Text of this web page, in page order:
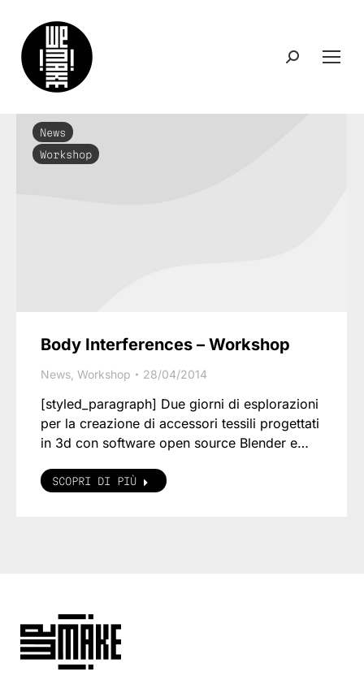
Search:
News
Workshop
Body Interferences – Workshop
News Workshop 28/04/2014
[styled_paragraph] Due giorni di esplorazioni
per la creazione di accessori tessili progettati
in 3d con software open source Blender e…
SCOPRI DI PIÙ